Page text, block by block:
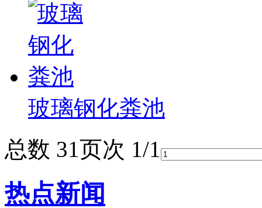
玻璃钢化粪池
总数 31页次 1/1
热点新闻